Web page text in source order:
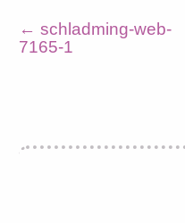
← schladming-web-
7165-1